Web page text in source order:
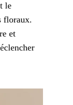
le
floraux.
et